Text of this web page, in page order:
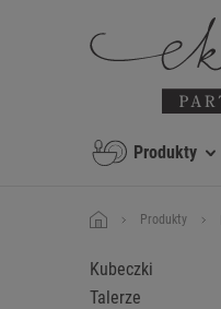
Produkty
Produkty
Kubeczki
Talerze